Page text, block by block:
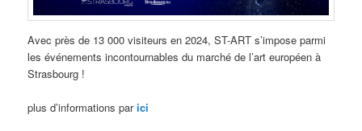
Avec près de 13 000 visiteurs en 2024, ST-ART s’impose parmi
les événements incontournables du marché de l’art européen à
Strasbourg !
plus d’informations parici